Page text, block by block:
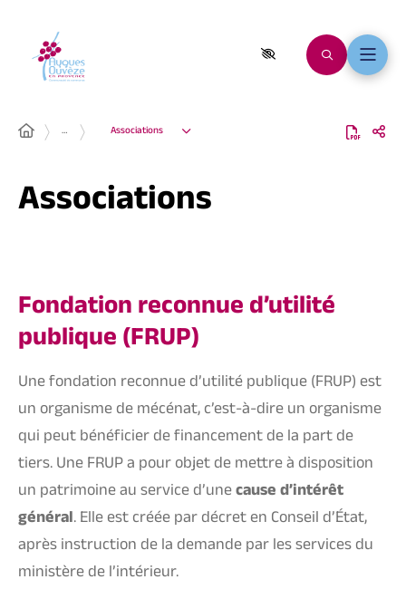
… Associations
Associations
Fondation reconnue d’utilité
publique (FRUP)
Une fondation reconnue d’utilité publique (FRUP) est
un organisme de mécénat, c’est-à-dire un organisme
qui peut bénéficier de financement de la part de
tiers. Une FRUP a pour objet de mettre à disposition
un patrimoine au service d’unecause d’intérêt
général. Elle est créée par décret en Conseil d’État,
après instruction de la demande par les services du
ministère de l’intérieur.